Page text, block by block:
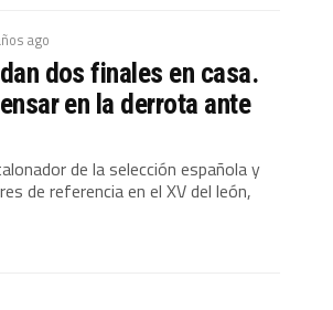
ago
dos finales en casa.
en la derrota ante
de la selección española y
de referencia en el XV del león,